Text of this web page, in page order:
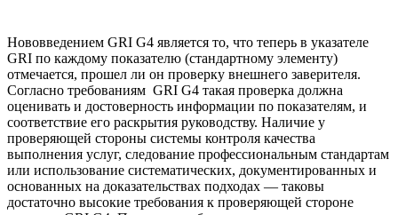
Нововведением GRI G4 является то, что теперь в указателе
GRI по каждому показателю (стандартному элементу)
отмечается, прошел ли он проверку внешнего заверителя.
Согласно требованиям GRI G4 такая проверка должна
оценивать и достоверность информации по показателям, и
соответствие его раскрытия руководству. Наличие у
проверяющей стороны системы контроля качества
выполнения услуг, следование профессиональным стандартам
или использование систематических, документированных и
основанных на доказательствах подходах — таковы
достаточно высокие требования к проверяющей стороне